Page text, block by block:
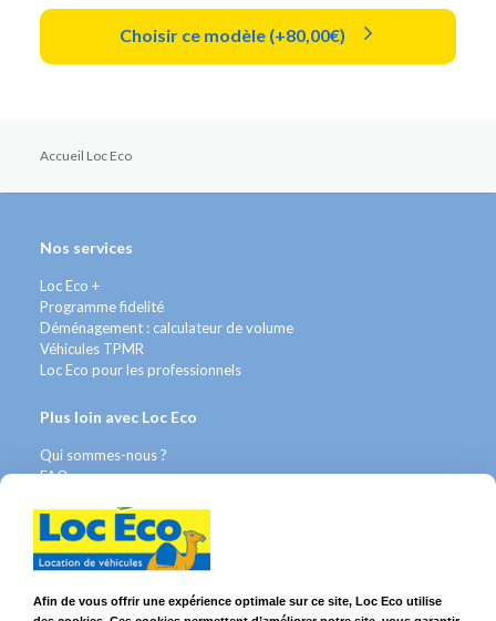
Choisir ce modèle (+80,00€)
Accueil Loc Eco
Nos services
Loc Eco +
Programme fidelité
Déménagement : calculateur de volume
Véhicules TPMR
Loc Eco pour les professionnels
Plus loin avec Loc Eco
Qui sommes-nous ?
FAQ
Nous recrutons
Avis Clients
Afin de vous offrir une expérience optimale sur ce site, Loc Eco utilise